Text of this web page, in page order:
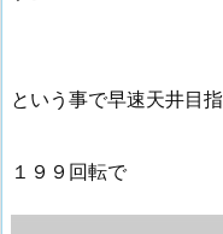
という事で早速天井目
１９９回転で